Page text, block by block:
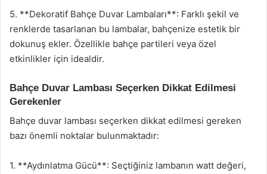
5. **Dekoratif Bahçe Duvar Lambaları**: Farklı şekil ve
renklerde tasarlanan bu lambalar, bahçenize estetik bir
dokunuş ekler. Özellikle bahçe partileri veya özel
etkinlikler için idealdir.
Bahçe Duvar Lambası Seçerken Dikkat Edilmesi
Gerekenler
Bahçe duvar lambası seçerken dikkat edilmesi gereken
bazı önemli noktalar bulunmaktadır:
1. **Aydınlatma Gücü**: Seçtiğiniz lambanın watt değeri,